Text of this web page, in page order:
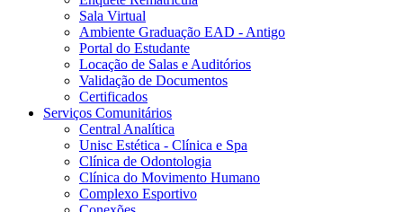
Sala Virtual
Ambiente Graduação EAD - Antigo
Portal do Estudante
Locação de Salas e Auditórios
Validação de Documentos
Certificados
Serviços Comunitários
Central Analítica
Unisc Estética - Clínica e Spa
Clínica de Odontologia
Clínica do Movimento Humano
Complexo Esportivo